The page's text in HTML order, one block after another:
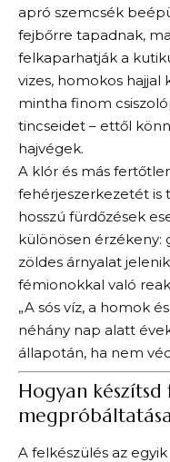
apró szemcsék
fejbőrre tapadnak,
felkaparhatják a
vizes, homokos hajjal
mintha finom
tincseidet – ettől
hajvégek.
A klór és más
fehérjeszerkezetét is
hosszú fürdőzések
különösen érzékeny:
zöldes árnyalat
fémionokkal való
„A sós víz, a homok
néhány nap alatt
állapotán, ha nem
Hogyan
A felkészülés az